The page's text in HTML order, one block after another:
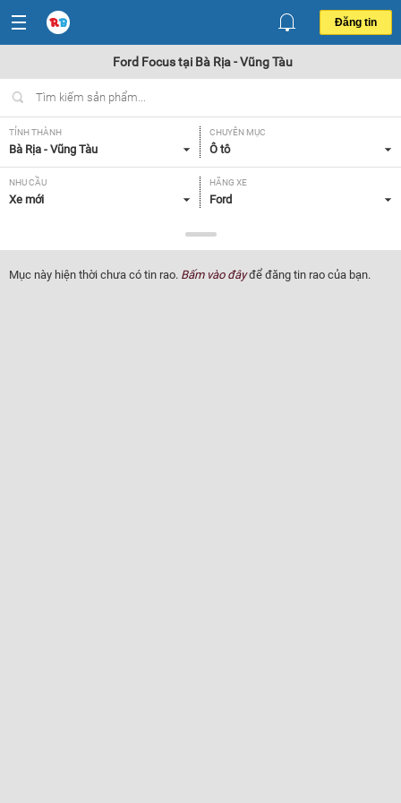
Đăng tin
Ford Focus tại Bà Rịa - Vũng Tàu
TỈNH THÀNH
Bà Rịa - Vũng Tàu
CHUYÊN MỤC
Ô tô
NHU CẦU
Xe mới
HÃNG XE
Ford
Focus
NĂM SẢN XUẤT
Tất cả
GIÁ XE XUẤT XỨ
Mục này hiện thời chưa có tin rao. Bấm vào đâyđể đăng tin rao của bạn.